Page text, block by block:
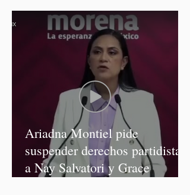
Ariadna Montiel pide
suspender derechos partidistas
a Nay Salvatori y Grace